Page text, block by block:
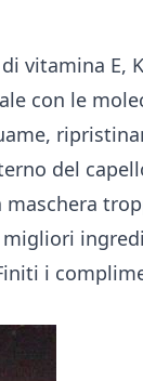
vitamina E,
con le
del
migliori
i